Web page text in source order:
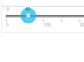
0 60
0 100